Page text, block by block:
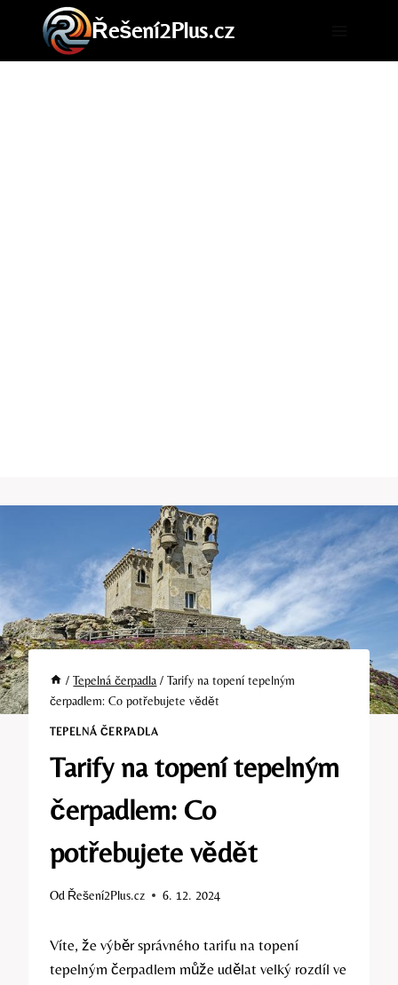
Přeskočit
obsah
Řešení2Plus.cz
/ Tepelná čerpadla / Tarify na topení tepelným
čerpadlem: Co potřebujete vědět
TEPELNÁ ČERPADLA
Tarify na topení tepelným
čerpadlem: Co
potřebujete vědět
Od Řešení2Plus.cz 6. 12. 2024
Víte, že výběr správného tarifu na topení
tepelným čerpadlem může udělat velký rozdíl ve